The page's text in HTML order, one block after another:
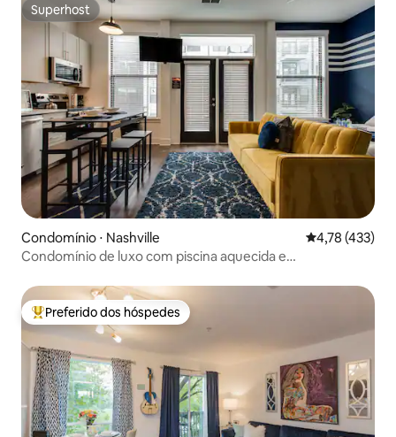
Superhost
Superhost
Condomínio ⋅ Nashville 4,78 de uma
4,78 (433)
Condomínio de luxo com piscina aquecida e
Entre os melhores preferidos dos hóspedes
Preferido dos hóspedes